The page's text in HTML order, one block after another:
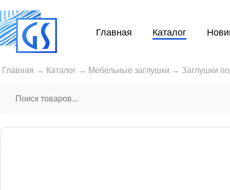
Главная Каталог
Главная → Каталог → Мебельные заглушки → Заглушки